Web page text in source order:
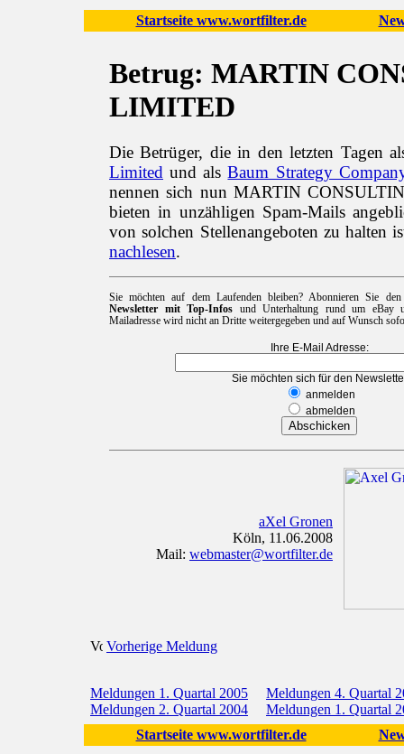
Startseite www.wortfilter.de
Betrug: MARTIN
LIMITED
Die Betrüger, die in den letzten Tagen
Limited und alsBaum Strategy
nennen sich nun MARTIN
bieten in unzähligen Spam-Mails
von solchen Stellenangeboten zu halten
nachlesen.
Sie möchten auf dem Laufenden bleiben? Abonnieren Sie
Newsletter mit Top-Infos und Unterhaltung rund um eBay
Mailadresse wird nicht an Dritte weitergegeben und auf Wunsch
Ihre E-Mail Adresse:
Sie möchten sich für den
anmelden
abmelden
aXel Gronen
Köln, 11.06.2008
Mail: webmaster@wortfilter.de
Vorherige Meldung
Meldungen 1. Quartal 2005
Meldungen 4. Quartal
Meldungen 2. Quartal 2004
Meldungen 1. Quartal
Startseite www.wortfilter.de